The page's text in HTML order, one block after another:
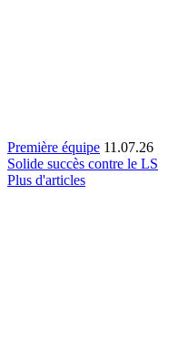
Première équipe 11.07.26
Solide succès contre le LS
Plus d'articles